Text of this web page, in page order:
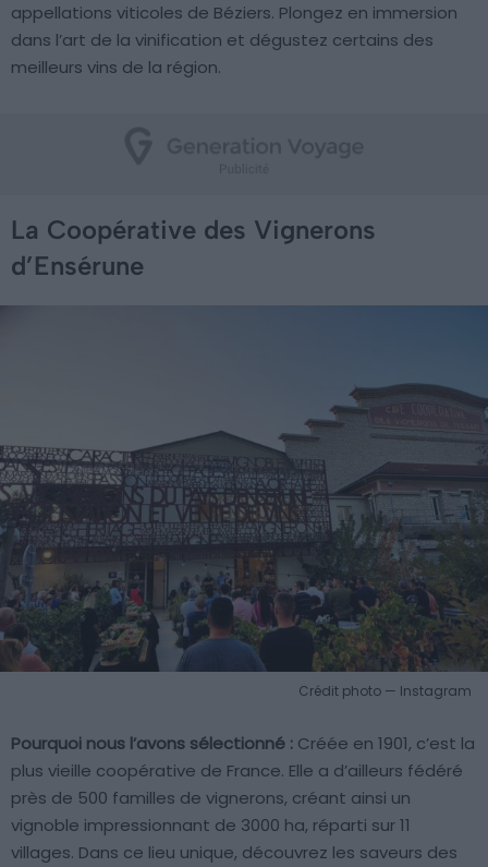
appellations viticoles de Béziers. Plongez en immersion
dans l’art de la vinification et dégustez certains des
meilleurs vins de la région.
La Coopérative des Vignerons
d’Ensérune
Crédit photo — Instagram
Pourquoi nous l’avons sélectionné : Créée en 1901, c’est la
plus vieille coopérative de France. Elle a d’ailleurs fédéré
près de 500 familles de vignerons, créant ainsi un
vignoble impressionnant de 3000 ha, réparti sur 11
villages. Dans ce lieu unique, découvrez les saveurs des